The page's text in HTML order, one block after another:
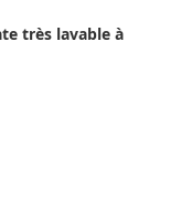
très lavable à